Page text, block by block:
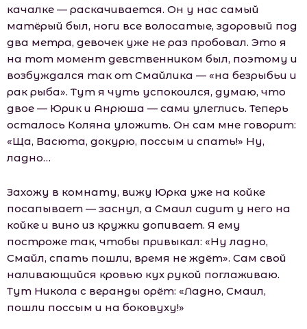
качалке — раскачивается. Он у нас самый
матёрый был, ноги все волосатые, здоровый под
два метра, девочек уже не раз пробовал. Это я
на тот момент девственником был, поэтому и
возбуждался так от Смайлика — «на безрыбьи и
рак рыба». Тут я чуть успокоился, думаю, что
двое — Юрик и Анрюша — сами улеглись. Теперь
осталось Коляна уложить. Он сам мне говорит:
«Ща, Васюта, докурю, поссым и спать!» Ну,
ладно…
Захожу в комнату, вижу Юрка уже на койке
посапывает — заснул, а Смаил сидит у него на
койке и вино из кружки допивает. Я ему
построже так, чтобы привыкал: «Ну ладно,
Смайл, спать пошли, время не ждёт». Сам свой
наливающийся кровью кух рукой поглаживаю.
Тут Никола с веранды орёт: «Ладно, Смаил,
пошли поссым и на боковуху!»